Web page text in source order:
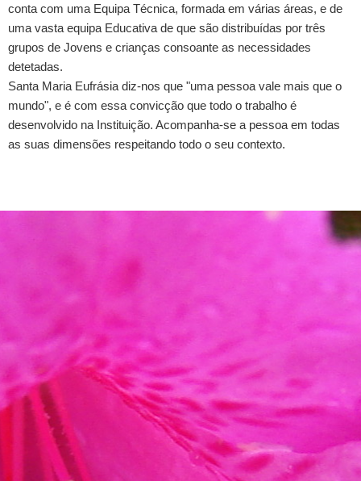
conta com uma Equipa Técnica, formada em várias áreas, e de
uma vasta equipa Educativa de que são distribuídas por três
grupos de Jovens e crianças consoante as necessidades
detetadas.
Santa Maria Eufrásia diz-nos que "uma pessoa vale mais que o
mundo", e é com essa convicção que todo o trabalho é
desenvolvido na Instituição. Acompanha-se a pessoa em todas
as suas dimensões respeitando todo o seu contexto.